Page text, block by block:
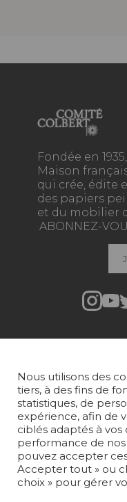
Fondée en
Maison
qui crée, édite
des papiers
et du mobilier
TISSUS
PAPIERS
TAPIS ET
MOBILIER
PROJETS
ABONNEZ-
Nous utilisons des
tiers, à des fins de
statistiques, de
expérience, afin de
ciblés adaptés à vos
performance de
pouvez accepter
Accepter tout » ou
choix » pour gérer